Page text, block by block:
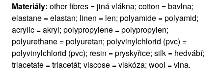
Materiály: other fibres = jiná vlákna; cotton = bavlna;
elastane = elastan; linen = len; polyamide = polyamid;
acrylic = akryl; polypropylene = polypropylen;
polyurethane = polyuretan; polyvinylchlorid (pvc) =
polyvinylchlorid (pvc); resin = pryskyřice; silk = hedvábí;
triacetate = triacetát; viscose = viskóza; wool = vlna.